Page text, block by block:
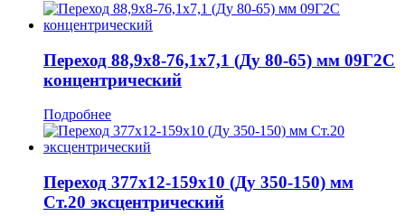
Переход 88,9x8-76,1x7,1 (Ду 80-65) мм 09Г2С
концентрический
Подробнее
Переход 377x12-159x10 (Ду 350-150) мм
Ст.20 эксцентрический